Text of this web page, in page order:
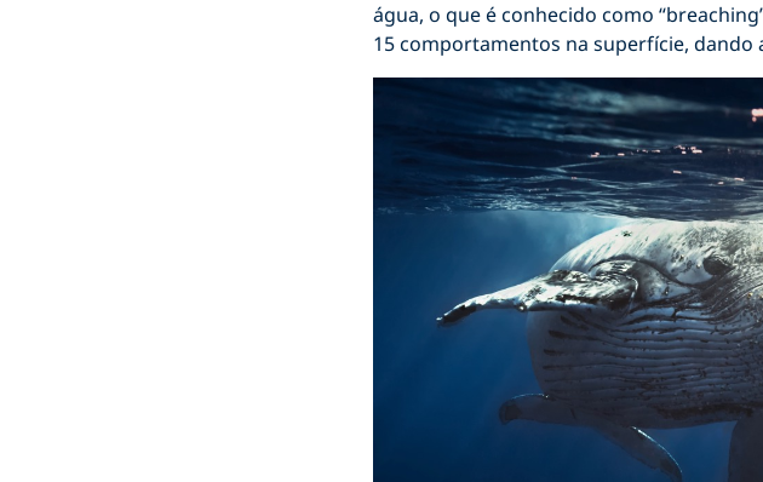
água, o que é conhecido como
15 comportamentos na superfície, dando